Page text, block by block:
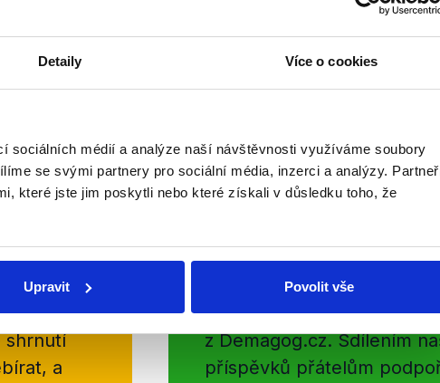
Detaily Více o cookies
sociálních médií a analýze naší návštěvnosti využíváme soubory
se svými partnery pro sociální média, inzerci a analýzy.
které jste jim poskytli nebo které získali v důsledku toho, že
Upravit Povolit vše
Miroslava Kalouska a Bohuslava Sobotky. Celá
debata se nesla v duchu startující kampaně k
Číst dál
shrnutí
a
Sociální sítě
Nenechte si ujít nejnovější
z Demagog.cz. Sdílením
příspěvků přátelům